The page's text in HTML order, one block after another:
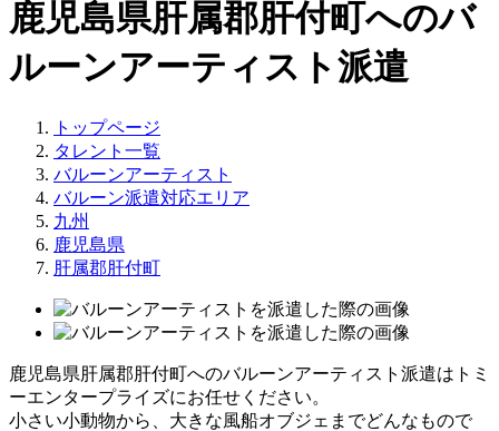
鹿児島県肝属郡肝付町へのバ
ルーンアーティスト派遣
トップページ
タレント一覧
バルーンアーティスト
バルーン派遣対応エリア
九州
鹿児島県
肝属郡肝付町
鹿児島県肝属郡肝付町へのバルーンアーティスト派遣はトミ
ーエンタープライズにお任せください。
小さい小動物から、大きな風船オブジェまでどんなもので